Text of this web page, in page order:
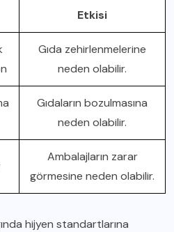
Etkisi
Gıda zehirlenmelerine
neden olabilir.
Gıdaların bozulmasına
neden olabilir.
Ambalajların zarar
görmesine neden olabilir.
hijyen standartlarına